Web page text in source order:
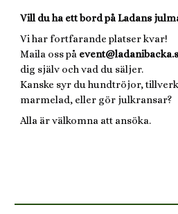
Vill du ha ett bord på Ladans
Vi har fortfarande platser kvar!
Maila oss på
dig själv och vad du säljer.
Kanske syr du hundtröjor,
marmelad, eller gör julkransar?
Alla är välkomna att ansöka.